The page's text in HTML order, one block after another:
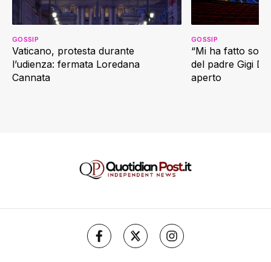
Vaticano, protesta durante
l’udienza: fermata Loredana
Cannata
GOSSIP
“Mi ha fatto
del padre Gigi
aperto
GOSSIP